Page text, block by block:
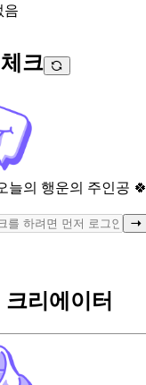
음
크
늘의 행운의 주인공 🍀
크리에이터